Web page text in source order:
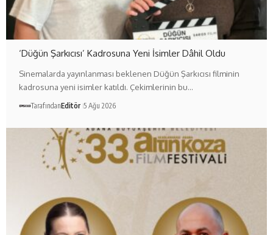
‘Düğün Şarkıcısı’ Kadrosuna Yeni İsimler Dâhil Oldu
Sinemalarda yayınlanması beklenen Düğün Şarkıcısı filminin
kadrosuna yeni isimler katıldı. Çekimlerinin bu…
TarafındanEditör 5 Ağu 2026